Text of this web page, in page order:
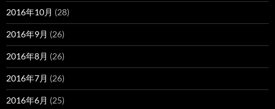
2016年10月 (28)
2016年9月 (26)
2016年8月 (26)
2016年7月 (26)
2016年6月 (25)